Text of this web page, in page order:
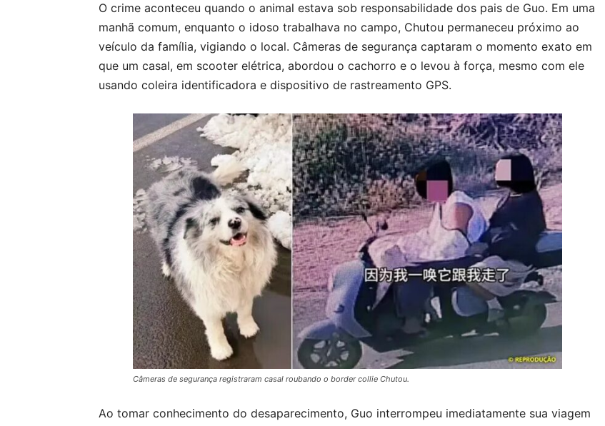
O crime aconteceu quando o animal estava sob responsabilidade dos pais de Guo. Em uma
manhã comum, enquanto o idoso trabalhava no campo, Chutou permaneceu próximo ao
veículo da família, vigiando o local. Câmeras de segurança captaram o momento exato em
que um casal, em scooter elétrica, abordou o cachorro e o levou à força, mesmo com ele
usando coleira identificadora e dispositivo de rastreamento GPS.
Câmeras de segurança registraram casal roubando o border collie Chutou.
Ao tomar conhecimento do desaparecimento, Guo interrompeu imediatamente sua viagem